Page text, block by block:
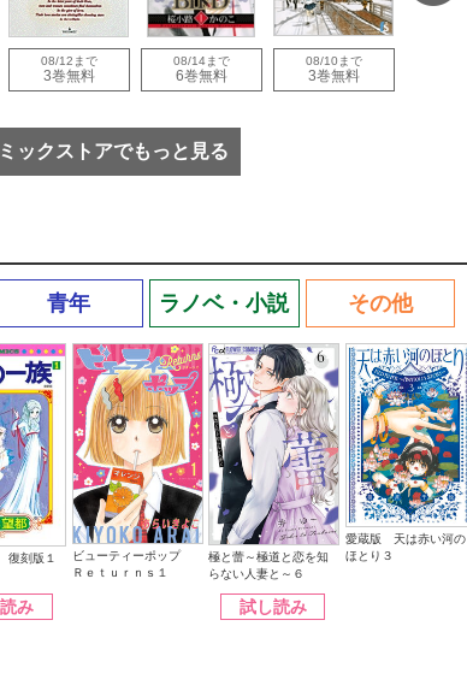
08/12まで
3巻無料
08/14まで
6巻無料
08/10まで
3巻無料
ックストアでもっと見る
青年 ラノベ・小説 その他
刻版１
み
ビューティーポップ
Ｒｅｔｕｒｎｓ１
極と蕾～極道と恋を知
らない人妻と～６
試し読み
愛蔵版 天は赤い河の
ほとり３